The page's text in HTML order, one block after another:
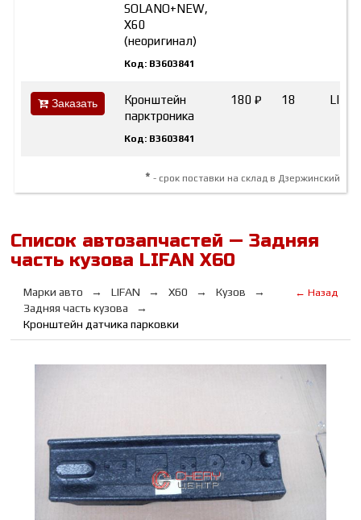
SOLANO+NEW,
X60
(неоригинал)
Код: B3603841
Заказать
Кронштейн
парктроника
Код: B3603841
180 ₽ 18
* - срок поставки на склад в Дзержинский
Список автозапчастей — Задняя
часть кузова LIFAN Х60
Марки авто LIFAN Х60
Кузов
Задняя часть кузова
Кронштейн датчика парковки
← Назад